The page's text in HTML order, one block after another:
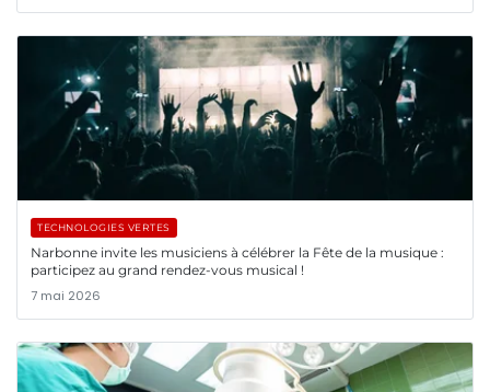
TECHNOLOGIES VERTES
Narbonne invite les musiciens à célébrer la Fête de la musique :
participez au grand rendez-vous musical !
7 mai 2026